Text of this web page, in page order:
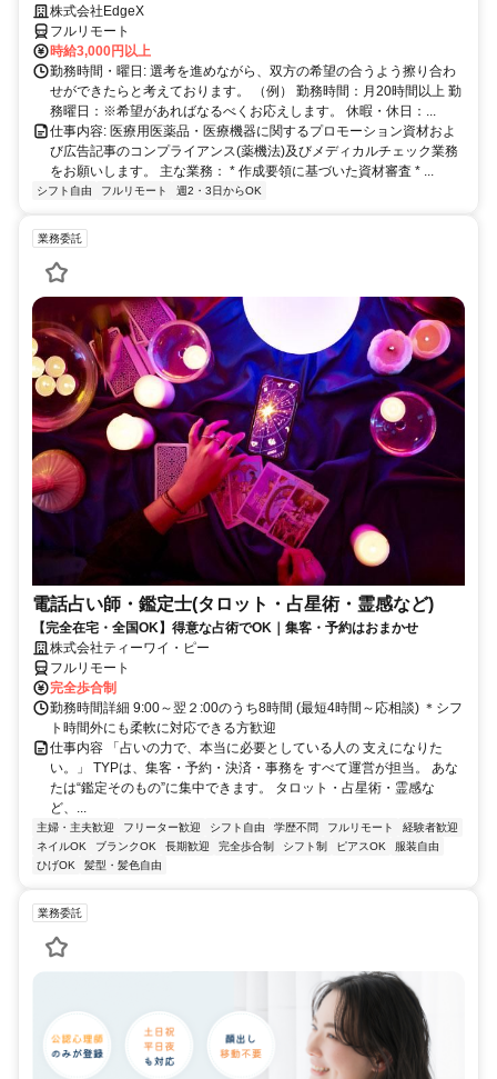
株式会社EdgeX
フルリモート
時給3,000円以上
勤務時間・曜日: 選考を進めながら、双方の希望の合うよう擦り合わ
せができたらと考えております。 （例） 勤務時間：月20時間以上 勤
務曜日：※希望があればなるべくお応えします。 休暇・休日：...
仕事内容: 医療用医薬品・医療機器に関するプロモーション資材およ
び広告記事のコンプライアンス(薬機法)及びメディカルチェック業務
をお願いします。 主な業務： * 作成要領に基づいた資材審査 * ...
シフト自由 フルリモート 週2・3日からOK
業務委託
電話占い師・鑑定士(タロット・占星術・霊感など)
【完全在宅・全国OK】得意な占術でOK｜集客・予約はおまかせ
株式会社ティーワイ・ピー
フルリモート
完全歩合制
勤務時間詳細 9:00～翌２:00のうち8時間 (最短4時間～応相談) ＊シフ
ト時間外にも柔軟に対応できる方歓迎
仕事内容 「占いの力で、本当に必要としている人の 支えになりた
い。」 TYPは、集客・予約・決済・事務を すべて運営が担当。 あな
たは“鑑定そのもの”に集中できます。 タロット・占星術・霊感な
ど、...
主婦・主夫歓迎 フリーター歓迎 シフト自由 学歴不問 フルリモート
経験者歓迎
ネイルOK
ブランクOK 長期歓迎 完全歩合制 シフト制 ピアスOK
服装自由
ひげOK
髪型・髪色自由
業務委託